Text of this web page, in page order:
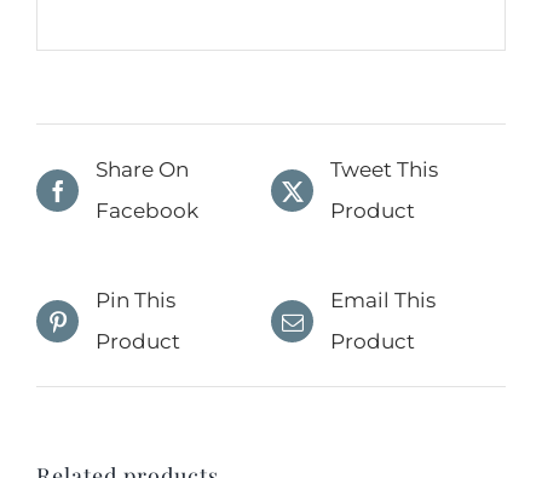
Share On
Facebook
Tweet This
Product
Pin This
Product
Email This
Product